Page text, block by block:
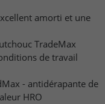
amorti et une
TradeMax
de travail
- antidérapante de
HRO